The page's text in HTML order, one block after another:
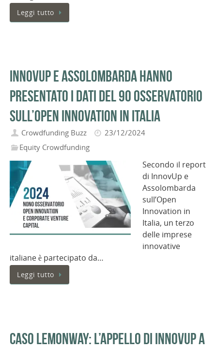
Leggi tutto
InnovUp e Assolombarda hanno
presentato i dati del 9o Osservatorio
sull’Open Innovation in Italia
Crowdfunding Buzz
23/12/2024
Equity Crowdfunding
Secondo il report
di InnovUp e
Assolombarda
sull’Open
Innovation in
Italia, un terzo
delle imprese
innovative
italiane è partecipato da…
Leggi tutto
Caso Lemonway: l’appello di InnovUp a